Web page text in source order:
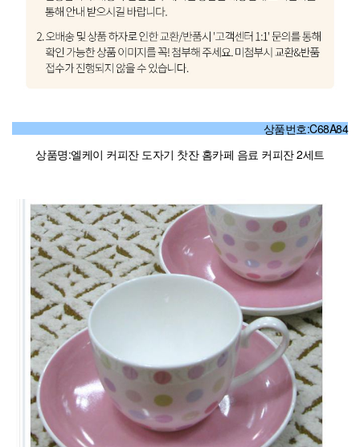
상품번호:C68A84
상품명:엘케이 커피잔 도자기 찻잔 홈카페 음료 커피잔 2세트